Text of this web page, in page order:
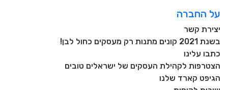
על החברה
יצירת קשר
בשנת 2021 קונים מתנות רק מעסקים כחול לבן!
כתבו עלינו
הצטרפות לקהילת העסקים של ישראלים טובים
הגיפט קארד שלנו